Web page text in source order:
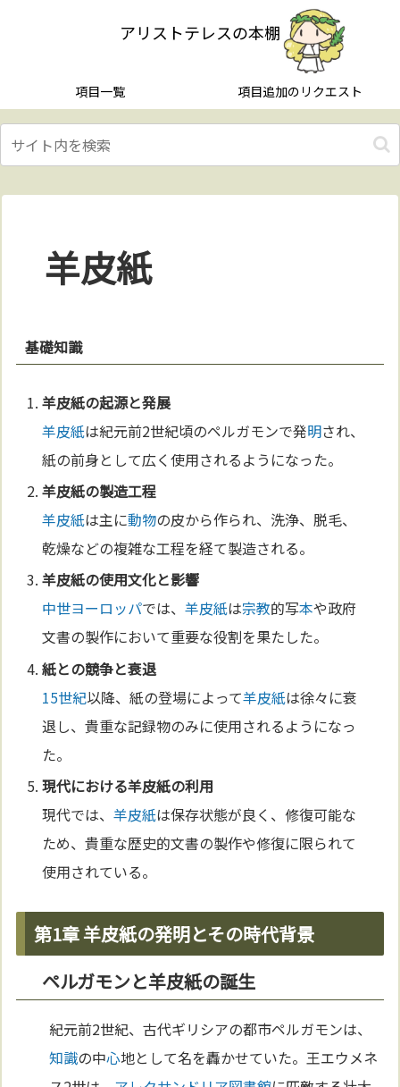
アリストテレスの本棚
項目一覧 項目追加のリクエスト
羊皮紙
基礎知識
羊皮紙の起源と発展
羊皮紙は紀元前2世紀頃のペルガモンで発明され、
紙の前身として広く使用されるようになった。
羊皮紙の製造工程
羊皮紙は主に動物の皮から作られ、洗浄、脱毛、
乾燥などの複雑な工程を経て製造される。
羊皮紙の使用文化と影響
中世ヨーロッパでは、羊皮紙は宗教的写本や政府
文書の製作において重要な役割を果たした。
紙との競争と衰退
15世紀以降、紙の登場によって羊皮紙は徐々に衰
退し、貴重な記録物のみに使用されるようになっ
た。
現代における羊皮紙の利用
現代では、羊皮紙は保存状態が良く、修復可能な
ため、貴重な歴史的文書の製作や修復に限られて
使用されている。
第1章 羊皮紙の発明とその時代背景
ペルガモンと羊皮紙の誕生
紀元前2世紀、古代ギリシアの都市ペルガモンは、
知識の中心地として名を轟かせていた。王エウメネ